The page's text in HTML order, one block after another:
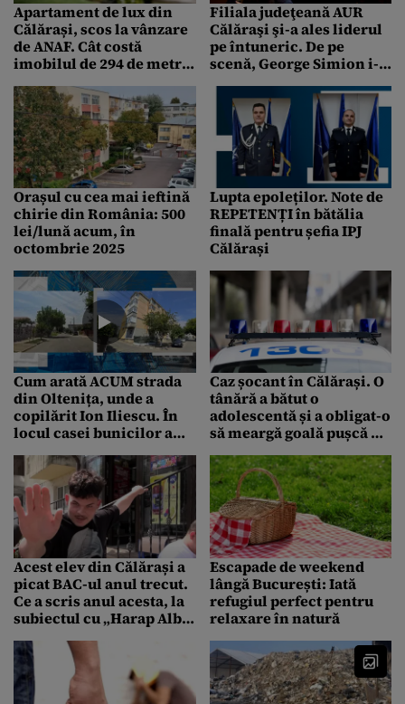
Apartament de lux din
Călărași, scos la vânzare
de ANAF. Cât costă
imobilul de 294 de metri
terasa are 100 mp
Filiala judeţeană AUR
Călăraşi şi-a ales liderul
pe întuneric. De pe
scenă, George Simion i-a
locali” de sabotaj. Până la
urmă, au luminat sala cu
lanternele de la telefon
Orașul cu cea mai ieftină
chirie din România: 500
lei/lună acum, în
octombrie 2025
Lupta epoleților. Note de
REPETENȚI în bătălia
finală pentru șefia IPJ
Călărași
Cum arată ACUM strada
din Oltenița, unde a
copilărit Ion Iliescu. În
locul casei bunicilor a
Caz șocant în Călărași. O
tânără a bătut o
adolescentă și a obligat-o
să meargă goală pușcă o
un drum public
Acest elev din Călărași a
picat BAC-ul anul trecut.
Ce a scris anul acesta, la
subiectul cu „Harap Alb”
Escapade de weekend
lângă București: Iată
refugiul perfect pentru
relaxare în natură